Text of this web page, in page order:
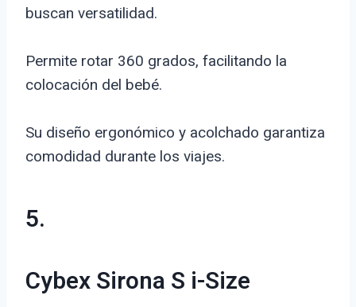
buscan versatilidad.
Permite rotar 360 grados, facilitando la
colocación del bebé.
Su diseño ergonómico y acolchado garantiza
comodidad durante los viajes.
5.
Cybex Sirona S i-Size